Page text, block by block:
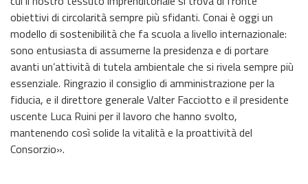
obiettivi di circolarità sempre più sfidanti. Conai è oggi un
modello di sostenibilità che fa scuola a livello internazionale:
sono entusiasta di assumerne la presidenza e di portare
avanti un’attività di tutela ambientale che si rivela sempre più
essenziale. Ringrazio il consiglio di amministrazione per la
fiducia, e il direttore generale Valter Facciotto e il presidente
uscente Luca Ruini per il lavoro che hanno svolto,
mantenendo così solide la vitalità e la proattività del
Consorzio».